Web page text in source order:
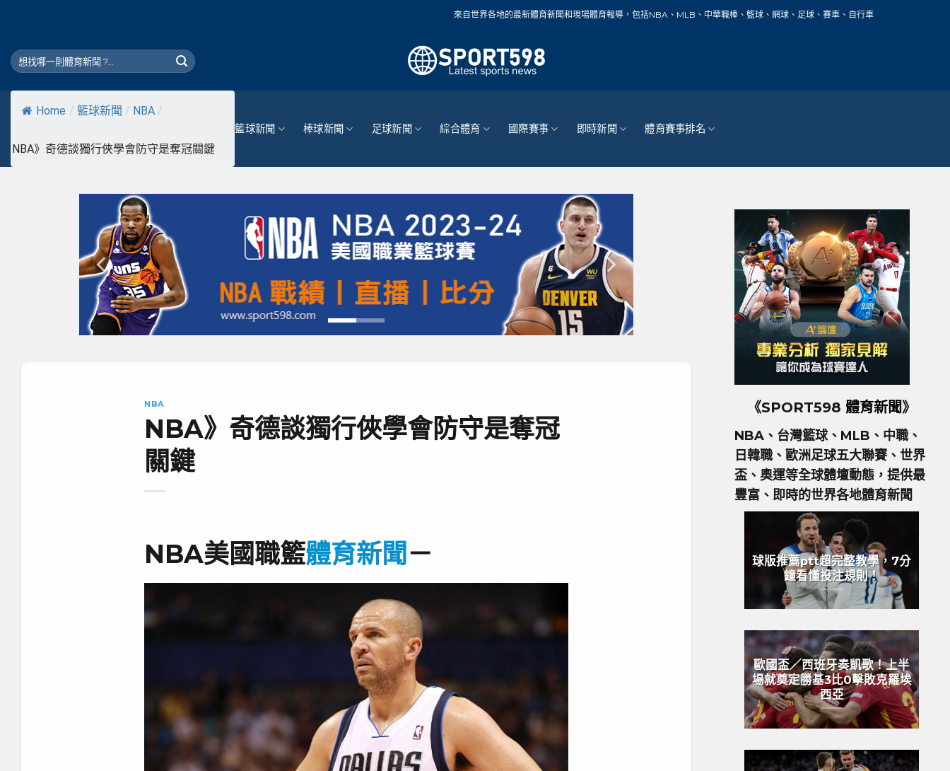
來自世界各地的最新體育新聞和現場體育報導，包括NBA、MLB、中華職棒、籃球、網球、足球、賽車、自行車、馬拉松、奧運和所有主要世界體
Home / 籃球新聞 / NBA /
NBA》奇德談獨行俠學會防守是奪冠關鍵
籃球新聞 棒球新聞 足球新聞 綜合體育 國際賽事 即時新聞 體育賽事排名
NBA
NBA》奇德談獨行俠學會防守是奪冠
關鍵
NBA美國職籃體育新聞 －
《SPORT598 體育新聞》
NBA、台灣籃球、MLB、中職、
日韓職、歐洲足球五大聯賽、世界
盃、奧運等全球體壇動態，提供最
豐富、即時的世界各地體育新聞
球版推薦ptt超完整教學，7分
鐘看懂投注規則！
歐國盃／西班牙奏凱歌！上半
場就奠定勝基3比0擊敗克羅埃
西亞